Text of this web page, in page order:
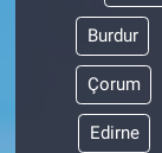
Burdur
Çorum
Edirne